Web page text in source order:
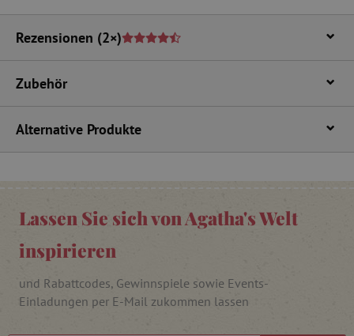
Rezensionen (2×)
Zubehör
Alternative Produkte
Lassen Sie sich von Agatha's Welt
inspirieren
und Rabattcodes, Gewinnspiele sowie Events-
Einladungen per E-Mail zukommen lassen
.ct.pinterest.com
cjConsent
_lb
_lb_ccc .agathaswelt.de